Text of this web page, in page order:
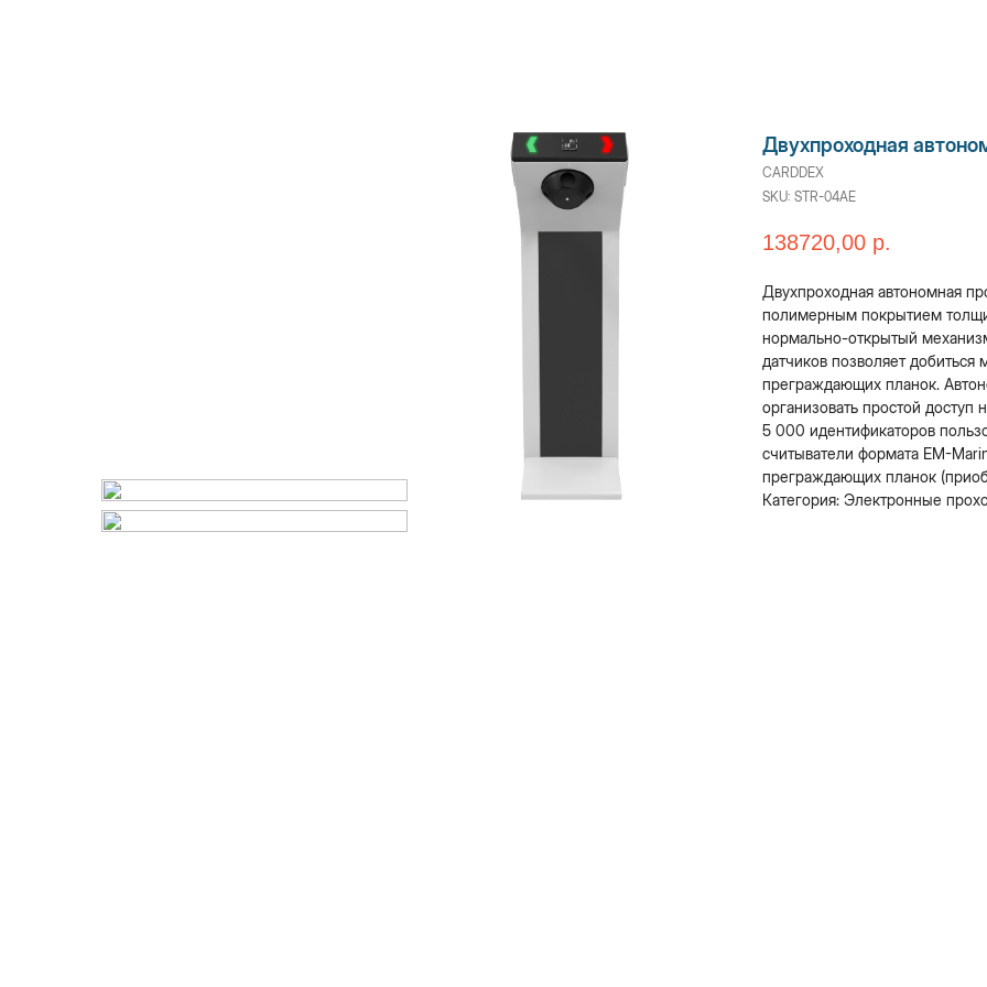
Двухпроходная
CARDDEX
SKU: STR-04AE
138720,00 р.
Двухпроходная автономная
полимерным покрытием
нормально-открытый
датчиков позволяет
преграждающих планок.
организовать простой
5 000 идентификаторов
считыватели формата EM-
преграждающих планок
Категория: Электронные